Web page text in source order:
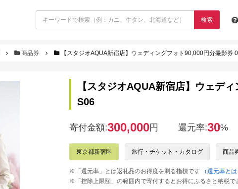
検索
商品券 【スタジオAQUA新宿店】ウェディングフォト90,000円分撮影券
【スタジオAQUA新宿店】ウェデ
S06
寄付金額:300,000円 還元率:30%
東京都新宿区 旅行・チケット・カタログ 商品
※「還元率」とは返礼品のお得度を測る指標です
（還元率とは
※「控除上限額」の範囲内で寄付するとお得にふるさと納税で